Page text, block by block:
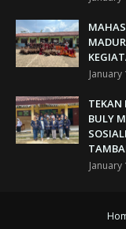
January
TEKAN
BULY
January